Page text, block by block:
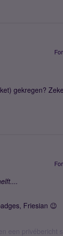
gekregen?
Friesian 😉
een privébericht